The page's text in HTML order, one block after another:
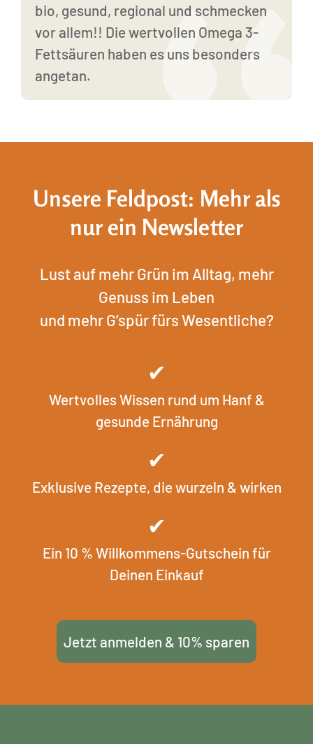
bio, gesund, regional und schmecken
vor allem!! Die wertvollen Omega 3-
Fettsäuren haben es uns besonders
angetan.
Unsere Feldpost: Mehr als
nur ein Newsletter
Lust auf mehr Grün im Alltag, mehr
Genuss im Leben
und mehr G’spür fürs Wesentliche?
✔
Wertvolles Wissen rund um Hanf &
gesunde Ernährung
✔
Exklusive Rezepte, die wurzeln & wirken
✔
Ein 10 % Willkommens-Gutschein für
Deinen Einkauf
Jetzt anmelden & 10% sparen